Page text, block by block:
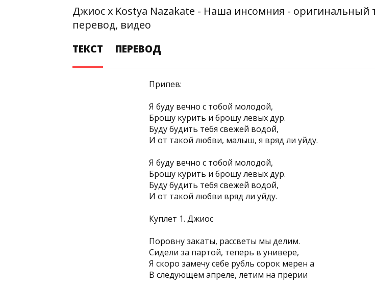
Джиос x Kostya Nazakate - Наша инсомния - оригинальный
перевод, видео
ТЕКСТ
ПЕРЕВОД
Припев:
Я буду вечно с тобой молодой,
Брошу курить и брошу левых дур.
Буду будить тебя свежей водой,
И от такой любви, малыш, я вряд ли уйду.
Я буду вечно с тобой молодой,
Брошу курить и брошу левых дур.
Буду будить тебя свежей водой,
И от такой любви вряд ли уйду.
Куплет 1. Джиос
Поровну закаты, рассветы мы делим.
Сидели за партой, теперь в универе,
Я скоро замечу себе рубль сорок мерен а
В следующем апреле, летим на прерии